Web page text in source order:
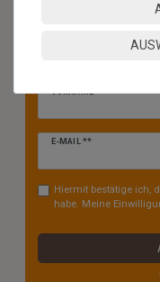
und erfahren Sie
VORNAME
E-MAIL **
Newsletter
Hiermit bestätige ich,
habe. Meine